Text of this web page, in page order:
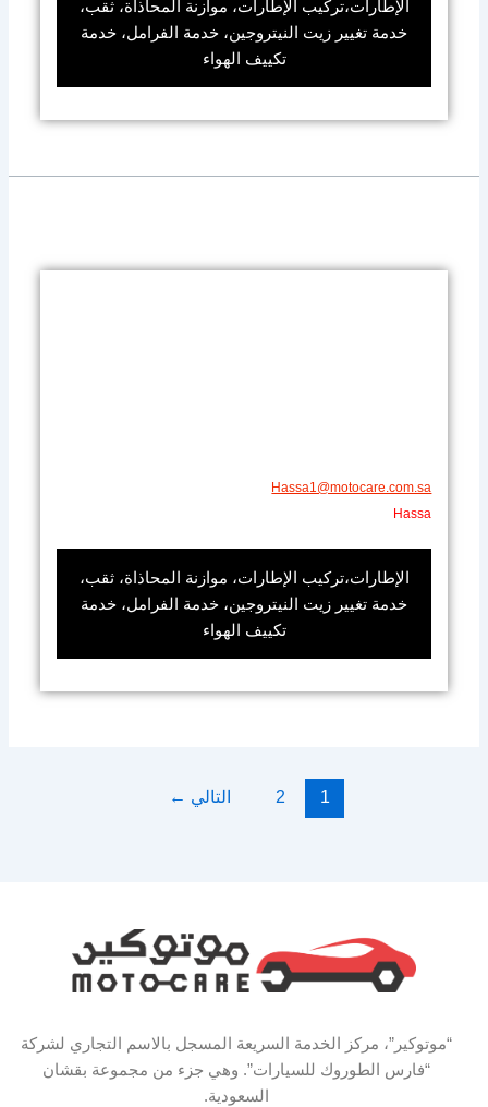
الإطارات،تركيب الإطارات، موازنة المحاذاة، ثقب،
خدمة تغيير زيت النيتروجين، خدمة الفرامل، خدمة
تكييف الهواء
​Hassa1@motocare.com.sa​
​Hassa
الإطارات،تركيب الإطارات، موازنة المحاذاة، ثقب،
خدمة تغيير زيت النيتروجين، خدمة الفرامل، خدمة
تكييف الهواء
1
2 التالي ←
“موتوكير”، مركز الخدمة السريعة المسجل بالاسم التجاري لشركة
“فارس الطوروك للسيارات”. وهي جزء من مجموعة بقشان
السعودية.